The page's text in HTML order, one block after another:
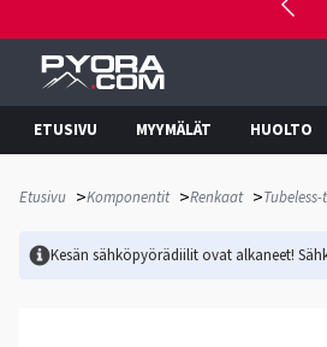
ETUSIVU MYYMÄLÄT HUOLTO
Etusivu >Komponentit >Renkaat >
Kesän sähköpyörädiilit ovat alkaneet!